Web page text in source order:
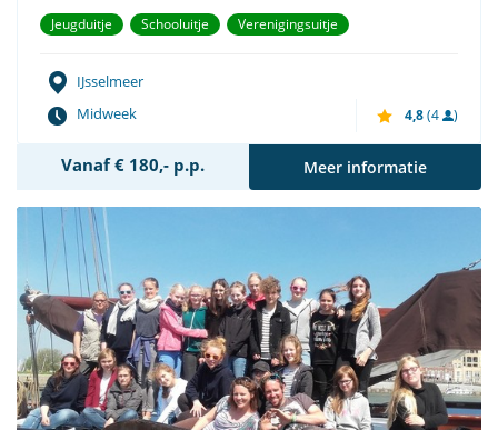
Jeugduitje Schooluitje Verenigingsuitje
IJsselmeer
Midweek
4,8(4 )
Vanaf € 180,- p.p. Meer informatie